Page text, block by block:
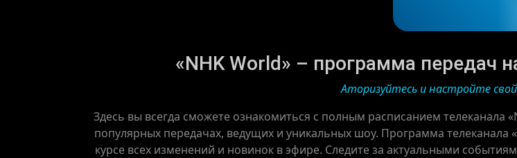
«NHK World» – программа передач
Аторизуйтесь и настройте свой
Здесь вы всегда сможете ознакомиться с полным расписанием телеканала
популярных передачах, ведущих и уникальных шоу. Программа телеканала
курсе всех изменений и новинок в эфире. Следите за актуальными